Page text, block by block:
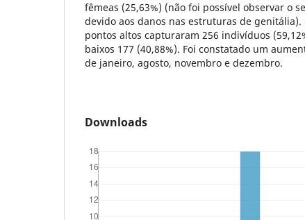
fêmeas (25,63%) (não foi possível observar o
devido aos danos nas estruturas de genitália).
pontos altos capturaram 256 indivíduos
baixos 177 (40,88%). Foi constatado um
de janeiro, agosto, novembro e dezembro.
Downloads